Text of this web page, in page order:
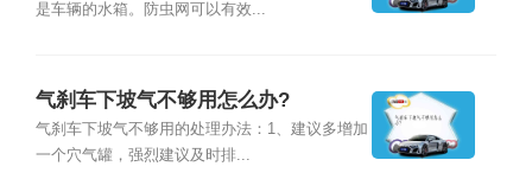
是车辆的水箱。防虫网可以有效...
气刹车下坡气不够用怎么办?
气刹车下坡气不够用的处理办法：1、建议多增加
一个穴气罐，强烈建议及时排...